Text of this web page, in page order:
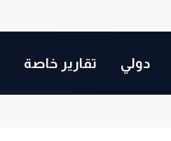
دولي تقارير خاصة